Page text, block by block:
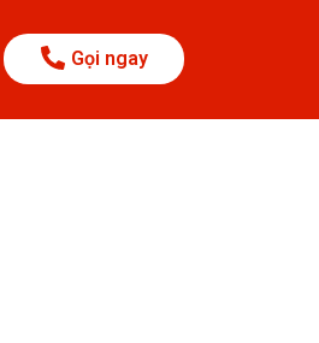
Gọi ngay